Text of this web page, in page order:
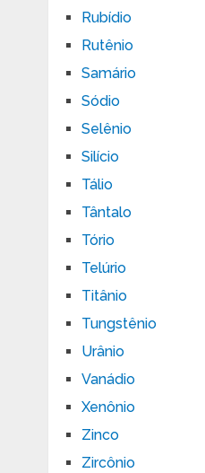
Rubídio
Rutênio
Samário
Sódio
Selênio
Silício
Tálio
Tântalo
Tório
Telúrio
Titânio
Tungstênio
Urânio
Vanádio
Xenônio
Zinco
Zircônio